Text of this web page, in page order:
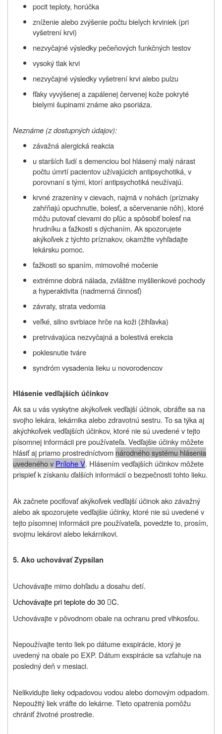
pocit teploty, horúčka
zníženie alebo zvýšenie počtu bielych krviniek (pri
vyšetrení krvi)
nezvyčajné výsledky pečeňových funkčných testov
vysoký tlak krvi
nezvyčajné výsledky vyšetrení krvi alebo pulzu
fľaky vyvýšenej a zapálenej červenej kože pokryté
bielymi šupinami známe ako psoriáza.
Neznáme (z dostupných údajov):
závažná alergická reakcia
u starších ľudí s demenciou bol hlásený malý nárast
počtu úmrtí pacientov užívajúcich antipsychotiká, v
porovnaní s tými, ktorí antipsychotiká neužívajú.
krvné zrazeniny v cievach, najmä v nohách (príznaky
zahŕňajú opuchnutie, bolesť, a sčervenanie nôh), ktoré
môžu putovať cievami do pľúc a spôsobiť bolesť na
hrudníku a ťažkosti s dýchaním. Ak spozorujete
akýkoľvek z týchto príznakov, okamžite vyhľadajte
lekársku pomoc.
ťažkosti so spaním, mimovoľné močenie
extrémne dobrá nálada, zvláštne myšlienkové pochody
a hyperaktivita (nadmerná činnosť)
závraty, strata vedomia
veľké, silno svrbiace hrče na koži (žihľavka)
pretrvávajúca nezvyčajná a bolestivá erekcia
poklesnutie tváre
syndróm vysadenia lieku u novorodencov
Hlásenie vedľajších účinkov
Ak sa u vás vyskytne akýkoľvek vedľajší účinok, obráťte sa na
svojho lekára, lekárnika alebo zdravotnú sestru. To sa týka aj
akýchkoľvek vedľajších účinkov, ktoré nie sú uvedené v tejto
písomnej informácii pre používateľa. Vedľajšie účinky môžete
hlásiť aj priamo prostredníctvom národného systému hlásenia
uvedeného v Prílohe V. Hlásením vedľajších účinkov môžete
prispieť k získaniu ďalších informácií o bezpečnosti tohto lieku.
Ak začnete pociťovať akýkoľvek vedľajší účinok ako závažný
alebo ak spozorujete vedľajšie účinky, ktoré nie sú uvedené v
tejto písomnej informácii pre používateľa, povedzte to, prosím,
svojmu lekárovi alebo lekárnikovi.
5. Ako uchovávať Zypsilan
Uchovávajte mimo dohľadu a dosahu detí.
Uchovávajte pri teplote do 30 C.
Uchovávajte v pôvodnom obale na ochranu pred vlhkosťou.
Nepoužívajte tento liek po dátume exspirácie, ktorý je
uvedený na obale po EXP. Dátum exspirácie sa vzťahuje na
posledný deň v mesiaci.
Nelikvidujte lieky odpadovou vodou alebo domovým odpadom.
Nepoužitý liek vráťte do lekárne. Tieto opatrenia pomôžu
chrániť životné prostredie.